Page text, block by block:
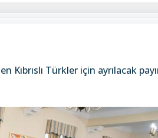
Türkler için ayrılacak